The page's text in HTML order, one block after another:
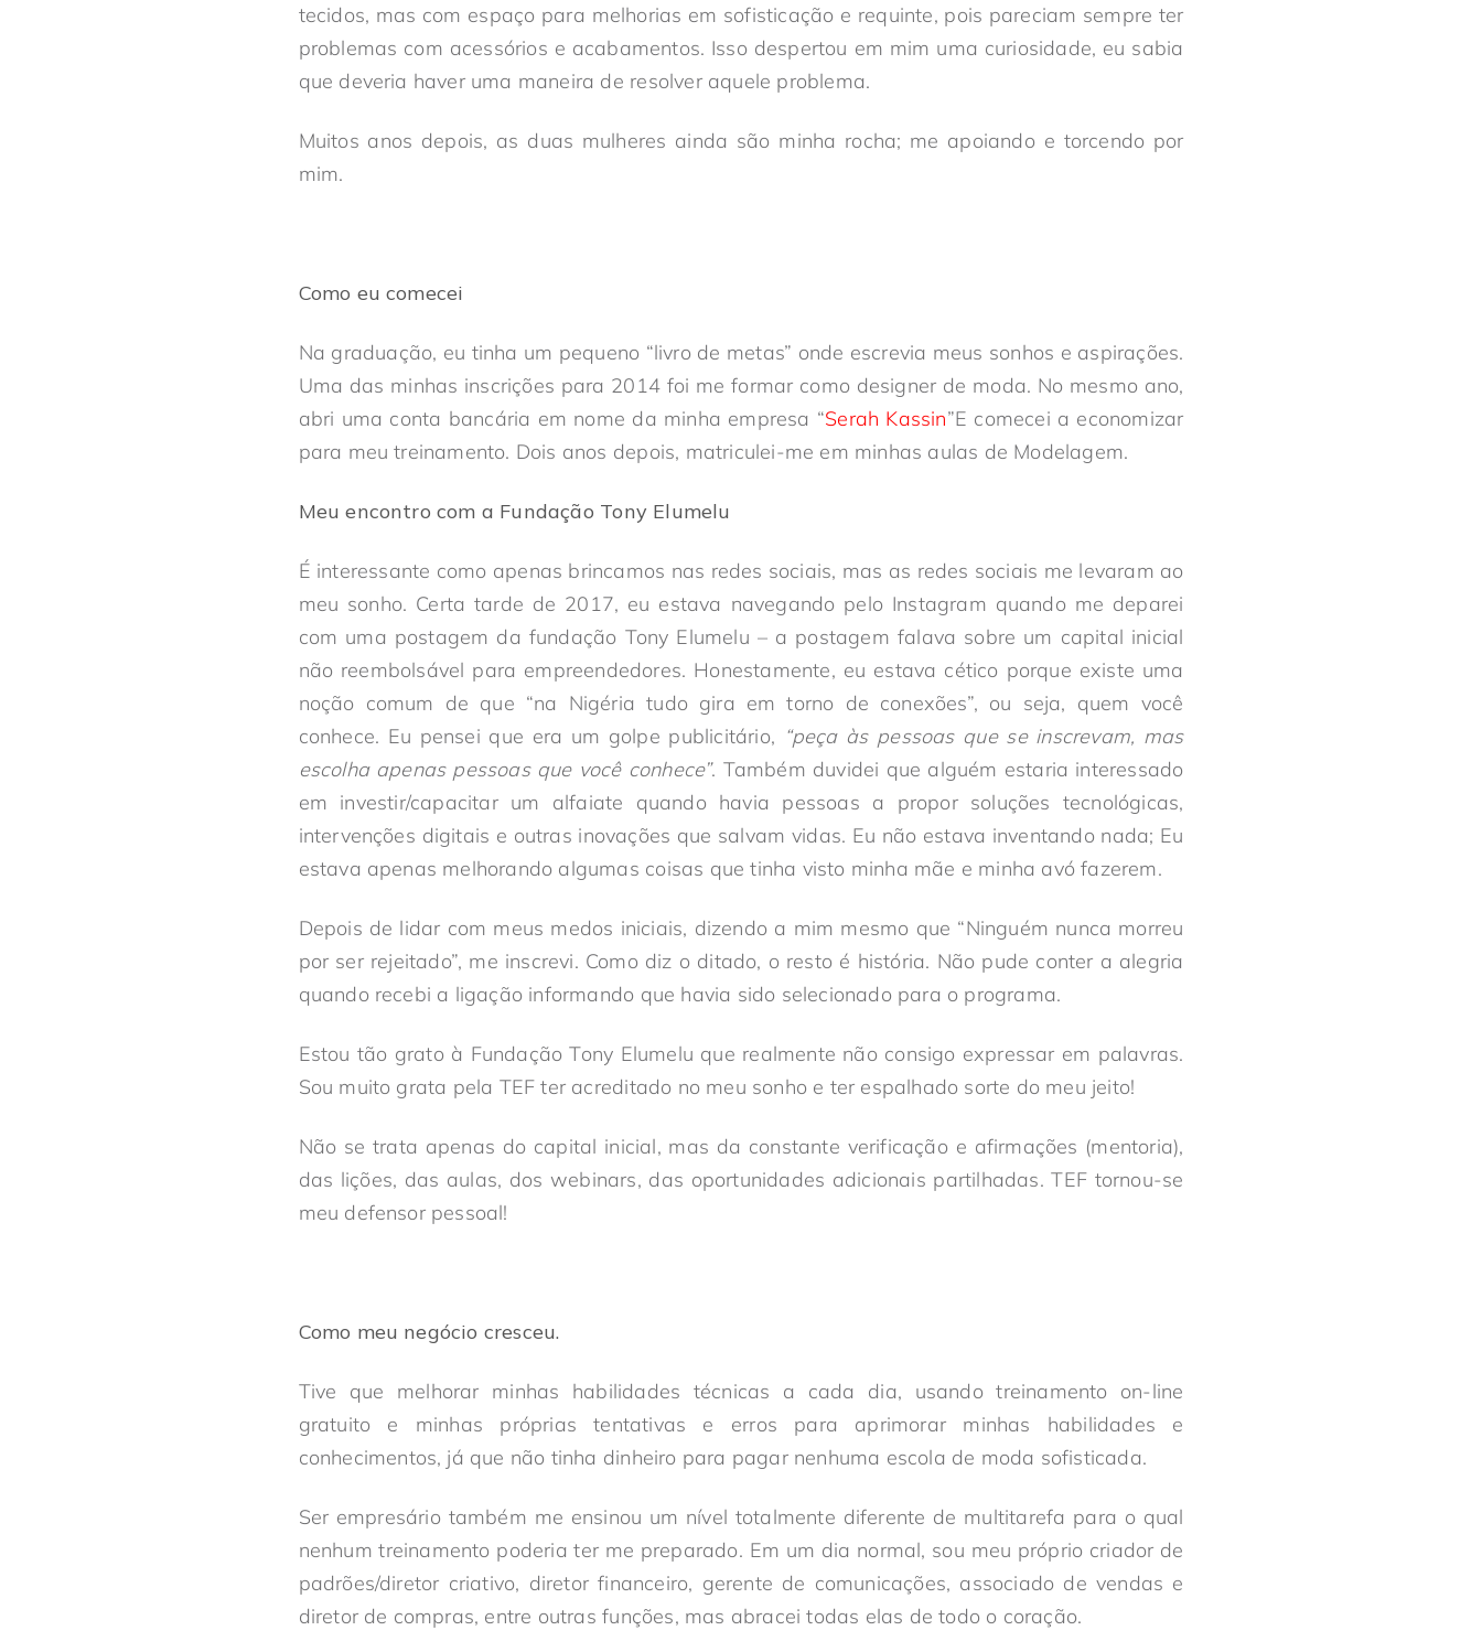
tecidos, mas com espaço para melhorias em sofisticação e requinte, pois pareciam sempre ter
problemas com acessórios e acabamentos. Isso despertou em mim uma curiosidade, eu sabia
que deveria haver uma maneira de resolver aquele problema.
Muitos anos depois, as duas mulheres ainda são minha rocha; me apoiando e torcendo por
mim.
Como eu comecei
Na graduação, eu tinha um pequeno “livro de metas” onde escrevia meus sonhos e aspirações.
Uma das minhas inscrições para 2014 foi me formar como designer de moda. No mesmo ano,
abri uma conta bancária em nome da minha empresa “Serah Kassin”E comecei a economizar
para meu treinamento. Dois anos depois, matriculei-me em minhas aulas de Modelagem.
Meu encontro com a Fundação Tony Elumelu
É interessante como apenas brincamos nas redes sociais, mas as redes sociais me levaram ao
meu sonho. Certa tarde de 2017, eu estava navegando pelo Instagram quando me deparei
com uma postagem da fundação Tony Elumelu – a postagem falava sobre um capital inicial
não reembolsável para empreendedores. Honestamente, eu estava cético porque existe uma
noção comum de que “na Nigéria tudo gira em torno de conexões”, ou seja, quem você
conhece. Eu pensei que era um golpe publicitário, “peça às pessoas que se inscrevam, mas
escolha apenas pessoas que você conhece”. Também duvidei que alguém estaria interessado
em investir/capacitar um alfaiate quando havia pessoas a propor soluções tecnológicas,
intervenções digitais e outras inovações que salvam vidas. Eu não estava inventando nada; Eu
estava apenas melhorando algumas coisas que tinha visto minha mãe e minha avó fazerem.
Depois de lidar com meus medos iniciais, dizendo a mim mesmo que “Ninguém nunca morreu
por ser rejeitado”, me inscrevi. Como diz o ditado, o resto é história. Não pude conter a alegria
quando recebi a ligação informando que havia sido selecionado para o programa.
Estou tão grato à Fundação Tony Elumelu que realmente não consigo expressar em palavras.
Sou muito grata pela TEF ter acreditado no meu sonho e ter espalhado sorte do meu jeito!
Não se trata apenas do capital inicial, mas da constante verificação e afirmações (mentoria),
das lições, das aulas, dos webinars, das oportunidades adicionais partilhadas. TEF tornou-se
meu defensor pessoal!
Como meu negócio cresceu.
Tive que melhorar minhas habilidades técnicas a cada dia, usando treinamento on-line
gratuito e minhas próprias tentativas e erros para aprimorar minhas habilidades e
conhecimentos, já que não tinha dinheiro para pagar nenhuma escola de moda sofisticada.
Ser empresário também me ensinou um nível totalmente diferente de multitarefa para o qual
nenhum treinamento poderia ter me preparado. Em um dia normal, sou meu próprio criador de
padrões/diretor criativo, diretor financeiro, gerente de comunicações, associado de vendas e
diretor de compras, entre outras funções, mas abracei todas elas de todo o coração.